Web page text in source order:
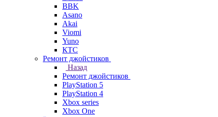
BBK
Asano
Akai
Viomi
Yuno
КТС
Ремонт джойстиков
Назад
Ремонт джойстиков
PlayStation 5
PlayStation 4
Xbox series
Xbox One